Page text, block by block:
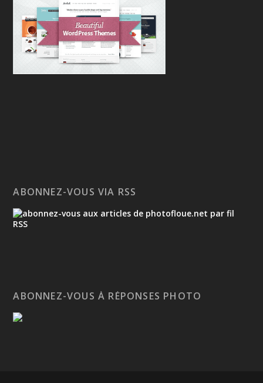
ABONNEZ-VOUS VIA RSS
ABONNEZ-VOUS À RÉPONSES PHOTO